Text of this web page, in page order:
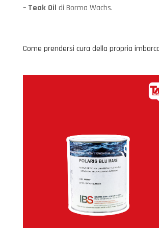
– Teak Oil di Borma Wachs.
Come prendersi cura della propria